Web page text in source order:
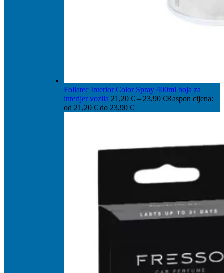
Foliatec Interior Color Spray 400ml boja za
interijer vozila 21,20 € – 23,90 €Raspon cijena:
od 21,20 € do 23,90 €